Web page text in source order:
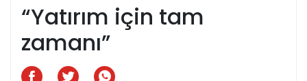
“Yatırım için tam
zamanı”